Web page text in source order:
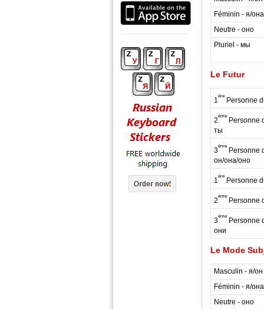
Féminin - я/она
Neutre - оно
Pluriel - мы
Le Futur
1
ère
Personne
2
ème
Personne
ты
3
ème
Personne
он/она/оно
1
ère
Personne
2
ème
Personne
3
ème
Personne
они
Le Mode
Masculin - я/он
Féminin - я/она
Neutre - оно